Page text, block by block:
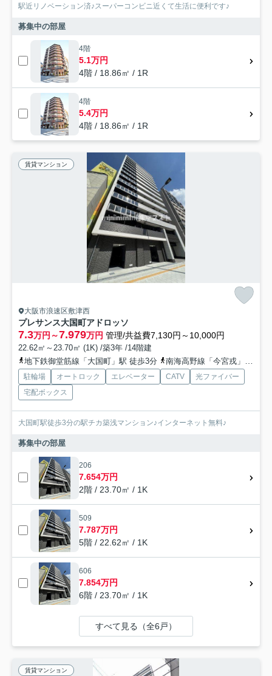
駅近リノベーション済♪スーパーコンビニ近くて生活に便利です♪
募集中の部屋
4階
5.1万円
4階 / 18.86㎡ / 1R
4階
5.4万円
4階 / 18.86㎡ / 1R
賃貸マンション
大阪市浪速区敷津西
プレサンス大国町アドロッソ
7.3万円～7.979万円 管理/共益費7,130円～10,000円
22.62㎡～23.70㎡ (1K) /築3年 /14階建
地下鉄御堂筋線「大国町」駅 徒歩3分
南海高野線「今宮戎」駅 徒歩8分
駐輪場 オートロック エレベーター CATV
光ファイバー
宅配ボックス
大国町駅徒歩3分の駅チカ築浅マンション♪インターネット無料♪
募集中の部屋
206
7.654万円
2階 / 23.70㎡ / 1K
509
7.787万円
5階 / 22.62㎡ / 1K
606
7.854万円
6階 / 23.70㎡ / 1K
すべて見る（全6戸）
賃貸マンション